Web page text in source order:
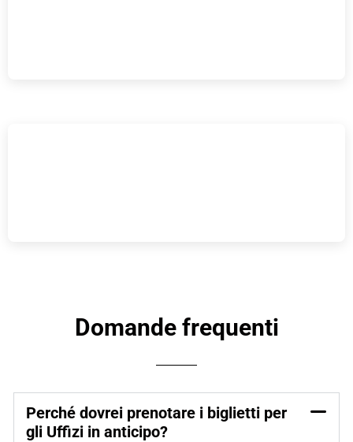
Domande frequenti
Perché dovrei prenotare i biglietti per
gli Uffizi in anticipo?